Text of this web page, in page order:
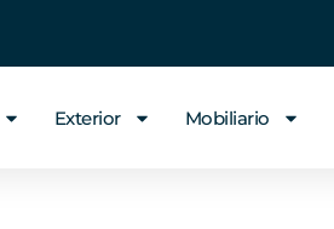
Exterior Mobiliario